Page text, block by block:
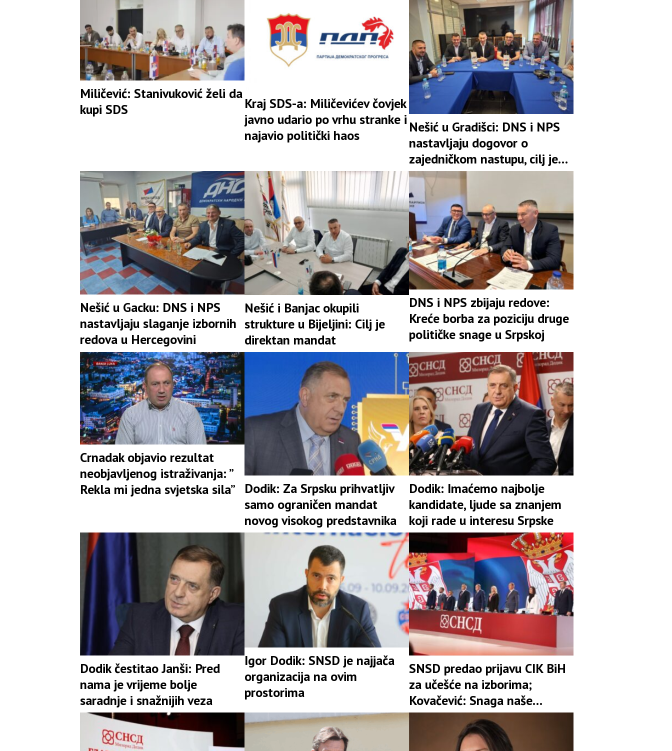
Miličević: Stanivuković želi da
kupi SDS
Kraj SDS-a: Miličevićev čovjek
javno udario po vrhu stranke i
najavio politički haos
Nešić u Gradišci: DNS i NPS
nastavljaju dogovor o
zajedničkom nastupu, cilj je
snažna pozicija u koaliciji
Nešić u Gacku: DNS i NPS
nastavljaju slaganje izbornih
redova u Hercegovini
Nešić i Banjac okupili
strukture u Bijeljini: Cilj je
direktan mandat
DNS i NPS zbijaju redove:
Kreće borba za poziciju druge
političke snage u Srpskoj
Crnadak objavio rezultat
neobjavljenog istraživanja: ”
Rekla mi jedna svjetska sila”
Dodik: Za Srpsku prihvatljiv
samo ograničen mandat
novog visokog predstavnika
Dodik: Imaćemo najbolje
kandidate, ljude sa znanjem
koji rade u interesu Srpske
Dodik čestitao Janši: Pred
nama je vrijeme bolje
saradnje i snažnijih veza
Igor Dodik: SNSD je najjača
organizacija na ovim
prostorima
SNSD predao prijavu CIK BiH
za učešće na izborima;
Kovačević: Snaga naše
stranke je garant stabilnosti